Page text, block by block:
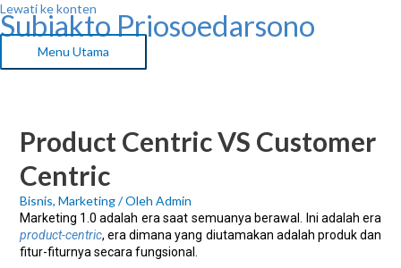
Lewati ke konten
Subiakto Priosoedarsono
Menu Utama
Product Centric VS Customer
Centric
Bisnis, Marketing/ Oleh Admin
Marketing 1.0 adalah era saat semuanya berawal. Ini adalah era
product-centric, era dimana yang diutamakan adalah produk dan
fitur-fiturnya secara fungsional.